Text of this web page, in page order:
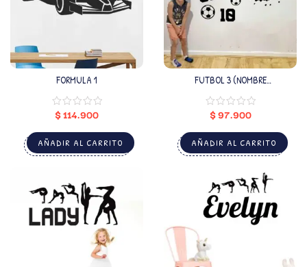
FORMULA 1
$114.900
AÑADIR AL CARRITO
FUTBOL 3 (NOMBRE
$97.900
AÑADIR AL CARRITO